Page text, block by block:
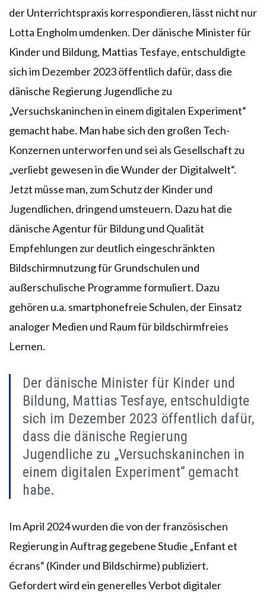
der Unterrichtspraxis korrespondieren, lässt nicht nur
Lotta Engholm umdenken. Der dänische Minister für
Kinder und Bildung, Mattias Tesfaye, entschuldigte
sich im Dezember 2023 öffentlich dafür, dass die
dänische Regierung Jugendliche zu
„Versuchskaninchen in einem digitalen Experiment“
gemacht habe. Man habe sich den großen Tech-
Konzernen unterworfen und sei als Gesellschaft zu
„verliebt gewesen in die Wunder der Digitalwelt“.
Jetzt müsse man, zum Schutz der Kinder und
Jugendlichen, dringend umsteuern. Dazu hat die
dänische Agentur für Bildung und Qualität
Empfehlungen zur deutlich eingeschränkten
Bildschirmnutzung für Grundschulen und
außerschulische Programme formuliert. Dazu
gehören u.a. smartphonefreie Schulen, der Einsatz
analoger Medien und Raum für bildschirmfreies
Lernen.
Der dänische Minister für Kinder und
Bildung, Mattias Tesfaye, entschuldigte
sich im Dezember 2023 öffentlich dafür,
dass die dänische Regierung
Jugendliche zu „Versuchskaninchen in
einem digitalen Experiment“ gemacht
habe.
Im April 2024 wurden die von der französischen
Regierung in Auftrag gegebene Studie „Enfant et
écrans“ (Kinder und Bildschirme) publiziert.
Gefordert wird ein generelles Verbot digitaler